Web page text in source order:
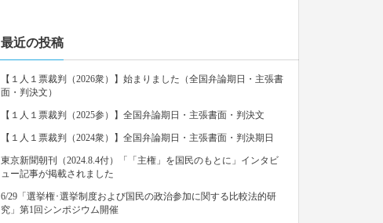
最近の投稿
【１人１票裁判（2026衆）】始まりました（全国弁論期日・主張書
面・判決文）
【１人１票裁判（2025参）】全国弁論期日・主張書面・判決文
【１人１票裁判（2024衆）】全国弁論期日・主張書面・判決期日
東京新聞朝刊（2024.8.4付）「「主権」を国民のもとに」インタビ
ュー記事が掲載されました
6/29「選挙権･選挙制度および国民の政治参加に関する比較法的研
究」第1回シンポジウム開催